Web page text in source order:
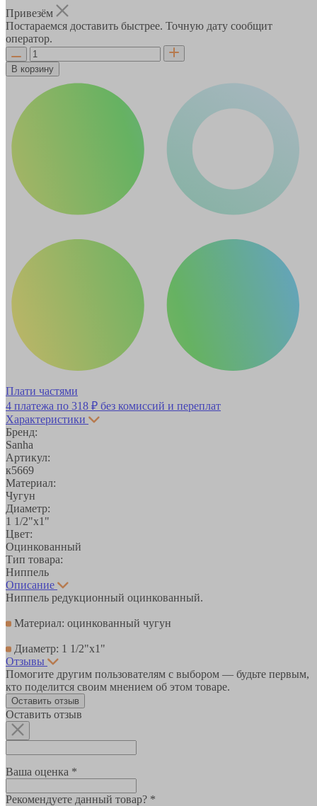
Привезём
Постараемся доставить быстрее. Точную дату сообщит
оператор.
В корзину
Плати частями
4 платежа по 318 ₽ без комиссий и переплат
Характеристики
Бренд:
Sanha
Артикул:
к5669
Материал:
Чугун
Диаметр:
1 1/2"х1"
Цвет:
Оцинкованный
Тип товара:
Ниппель
Описание
Ниппель редукционный оцинкованный.
Материал: оцинкованный чугун
Диаметр: 1 1/2"х1"
Отзывы
Помогите другим пользователям с выбором — будьте первым,
кто поделится своим мнением об этом товаре.
Оставить отзыв
Оставить отзыв
Ваша оценка *
Рекомендуете данный товар? *